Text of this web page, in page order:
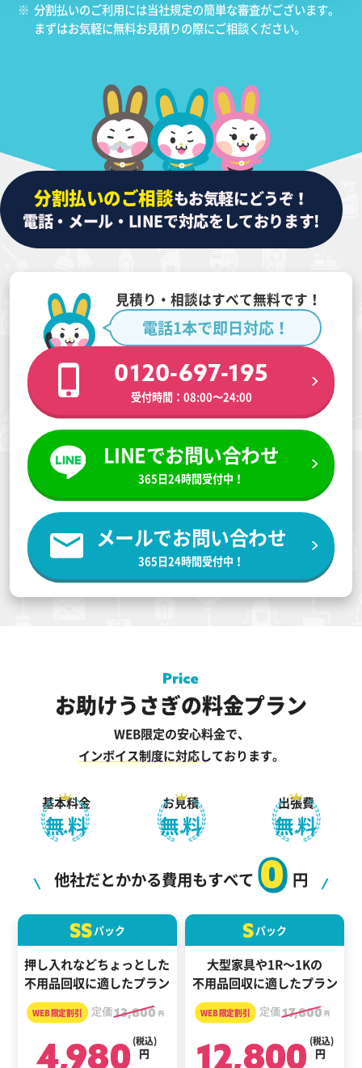
※ 分割払いのご利用には当社規定の簡単な審査がございます。
まずはお気軽に無料お見積りの際にご相談ください。
分割払いのご相談もお気軽にどうぞ！
電話・メール・LINEで対応をしております!
見積り・相談はすべて無料です！
電話1本で即日対応！
0120-697-195
受付時間：08:00〜24:00
LINEでお問い合わせ
365日24時間受付中！
メールでお問い合わせ
365日24時間受付中！
お助けうさぎの料金プラン
WEB限定の安心料金で、
インボイス制度に対応しております。
基本料金
無料
お見積
無料
出張費
無料
他社だとかかる費用もすべて
0
円
SSパック
押し入れなどちょっとした
不用品回収に適したプラン
定価13,800 円
4,980 円
(税込)
Sパック
大型家具や1R～1Kの
不用品回収に適したプラン
定価17,800 円
12,800 円
(税込)